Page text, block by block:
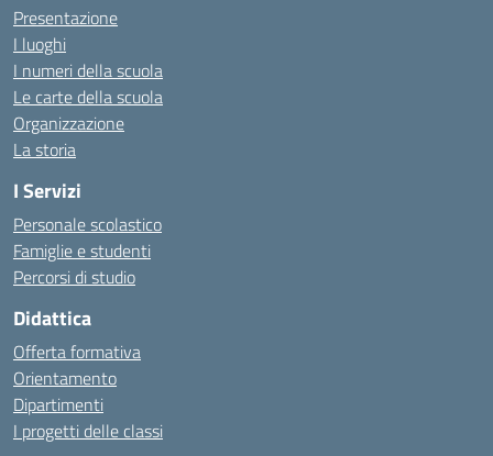
Presentazione
I luoghi
I numeri della scuola
Le carte della scuola
Organizzazione
La storia
I Servizi
Personale scolastico
Famiglie e studenti
Percorsi di studio
Didattica
Offerta formativa
Orientamento
Dipartimenti
I progetti delle classi